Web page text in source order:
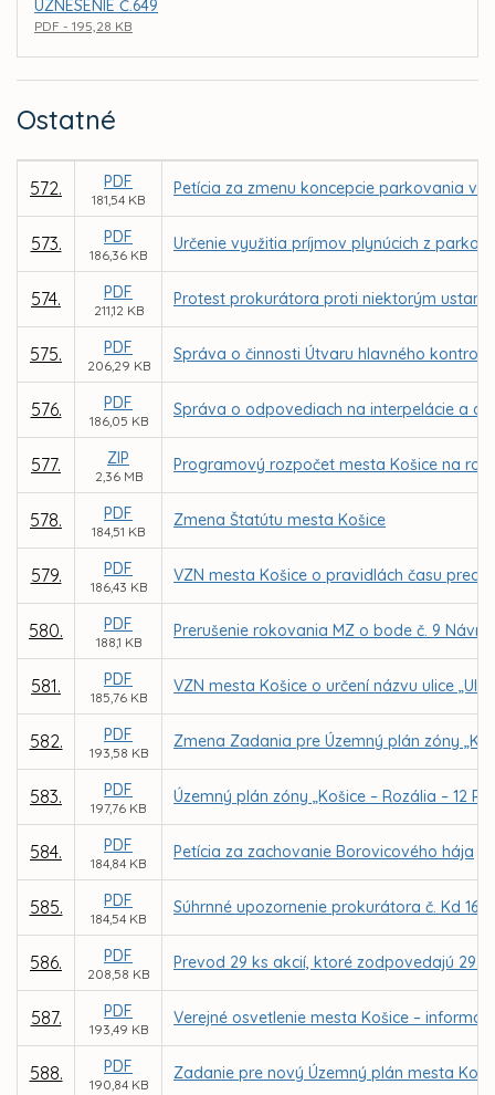
UZNESENIE Č.649
PDF - 195,28 KB
Ostatné
572. PDF
181,54 KB
Petícia za zmenu koncepcie parkovania v
573. PDF
186,36 KB
Určenie využitia príjmov plynúcich z
574. PDF
211,12 KB
Protest prokurátora proti niektorým
575. PDF
206,29 KB
Správa o činnosti Útvaru hlavného
576. PDF
186,05 KB
Správa o odpovediach na interpelácie a
577. ZIP
2,36 MB
Programový rozpočet mesta Košice na roky
578. PDF
184,51 KB
Zmena Štatútu mesta Košice
579. PDF
186,43 KB
VZN mesta Košice o pravidlách času
580. PDF
188,1 KB
Prerušenie rokovania MZ o bode č. 9
581. PDF
185,76 KB
VZN mesta Košice o určení názvu ulice
582. PDF
193,58 KB
Zmena Zadania pre Územný plán zóny
583. PDF
197,76 KB
Územný plán zóny „Košice – Rozália – 12
584. PDF
184,84 KB
Petícia za zachovanie Borovicového hája
585. PDF
184,54 KB
Súhrnné upozornenie prokurátora č. Kd
586. PDF
208,58 KB
Prevod 29 ks akcií, ktoré zodpovedajú 29
587. PDF
193,49 KB
Verejné osvetlenie mesta Košice –
588. PDF
190,84 KB
Zadanie pre nový Územný plán mesta